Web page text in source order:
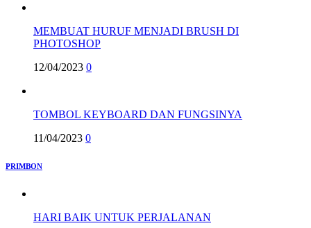
MEMBUAT HURUF MENJADI BRUSH DI
PHOTOSHOP
12/04/2023 0
TOMBOL KEYBOARD DAN FUNGSINYA
11/04/2023 0
PRIMBON
HARI BAIK UNTUK PERJALANAN